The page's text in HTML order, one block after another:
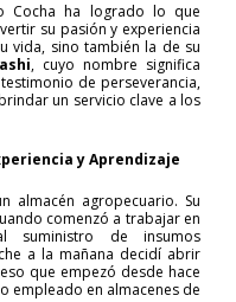
Cocha ha logrado lo que
su pasión y experiencia
vida, sino también la de su
, cuyo nombre significa
de perseverancia,
un servicio clave a los
y Aprendizaje
almacén agropecuario. Su
comenzó a trabajar en
suministro de insumos
a la mañana decidí abrir
que empezó desde hace
empleado en almacenes de